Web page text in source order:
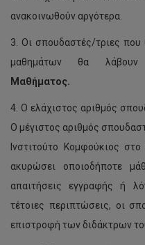
ανακοινωθούν αργότερα.
3. Οι σπουδαστές/τριες
μαθημάτων θα
Μαθήματος.
4. Ο ελάχιστος αριθμός
Ο μέγιστος αριθμός
Ινστιτούτο Κομφούκιος
ακυρώσει οποιοδήποτε
απαιτήσεις εγγραφής ή
τέτοιες περιπτώσεις, οι
επιστροφή των διδάκτρων